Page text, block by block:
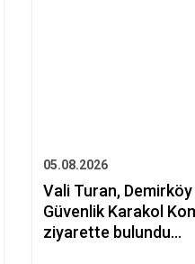
05.08.2026
Vali Turan, Demirköy
Güvenlik Karakol
ziyarette bulundu…